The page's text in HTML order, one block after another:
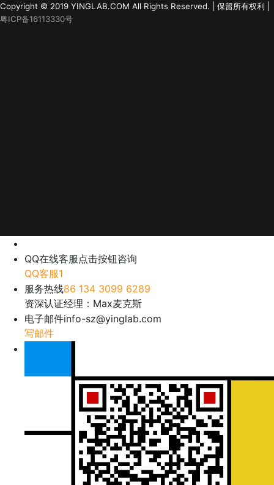
Copyright © 2019 YINGLAB.COM All Rights Reserved. | 保留所有权利 |
粤ICP备16113330号
QQ在线客服 点击按钮咨询
QQ客服1
服务热线86 134 3099 6289
资深认证经理：Max麦克斯
电子邮件info-sz@yinglab.com
写邮件